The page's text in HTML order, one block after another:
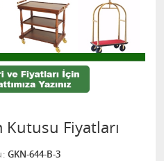
Fiyatları
GKN-644-B-3